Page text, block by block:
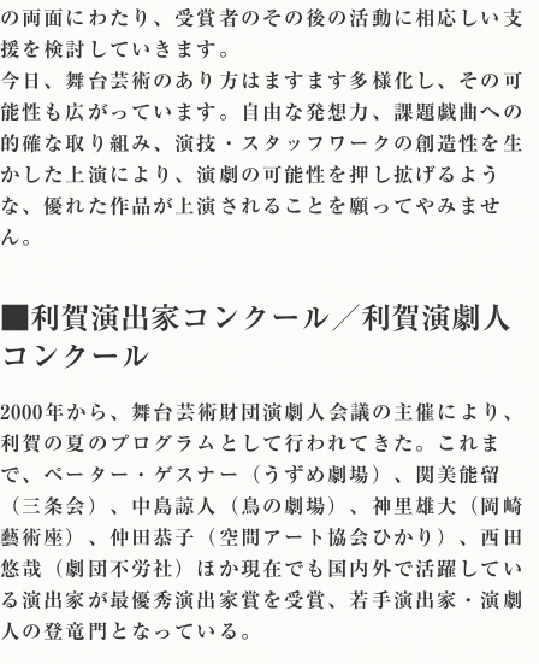
の両面にわたり、受賞者のその後の活動に相応しい支
援を検討していきます。
今日、舞台芸術のあり方はますます多様化し、その可
能性も広がっています。自由な発想力、課題戯曲への
的確な取り組み、演技・スタッフワークの創造性を生
かした上演により、演劇の可能性を押し拡げるよう
な、優れた作品が上演されることを願ってやみませ
ん。
コンクール
2000年から、舞台芸術財団演劇人会議の主催により、
利賀の夏のプログラムとして行われてきた。これま
で、ペーター・ゲスナー（うずめ劇場）、関美能留
（三条会）、中島諒人（鳥の劇場）、神里雄大（岡崎
藝術座）、仲田恭子（空間アート協会ひかり）、西田
悠哉（劇団不労社）ほか現在でも国内外で活躍してい
る演出家が最優秀演出家賞を受賞、若手演出家・演劇
人の登竜門となっている。